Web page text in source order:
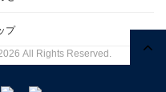
プ
All Rights Reserved.